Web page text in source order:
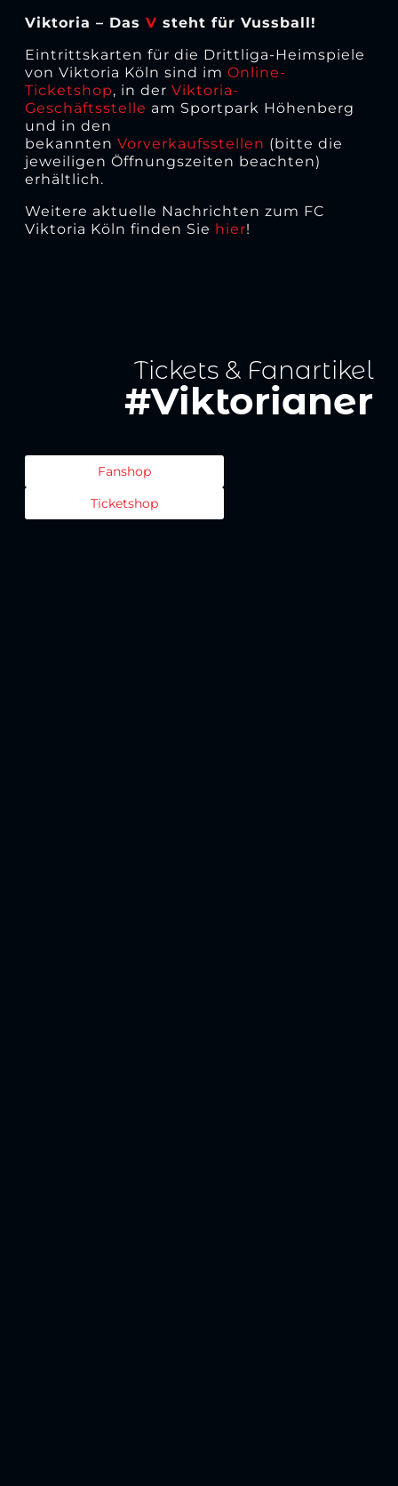
Viktoria – Das V steht für Vussball!
Eintrittskarten für die Drittliga-Heimspiele
von Viktoria Köln sind im Online-
Ticketshop, in der Viktoria-
Geschäftsstelle am Sportpark Höhenberg
und in den
bekannten Vorverkaufsstellen (bitte die
jeweiligen Öffnungszeiten beachten)
erhältlich.
Weitere aktuelle Nachrichten zum FC
Viktoria Köln finden Sie hier!
Tickets & Fanartikel
#Viktorianer
Fanshop
Ticketshop